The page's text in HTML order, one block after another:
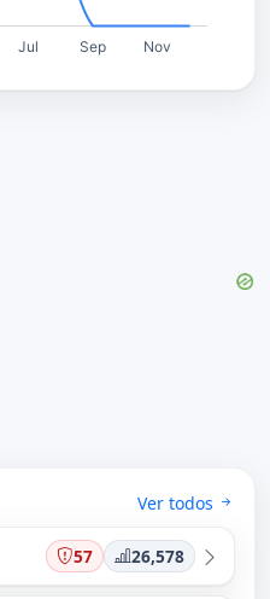
Ver todos
57 26,578